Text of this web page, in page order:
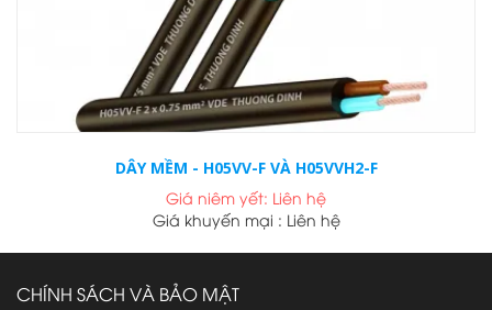
DÂY MỀM - H05VV-F VÀ H05VVH2-F
Giá niêm yết: Liên hệ
Giá khuyến mại : Liên hệ
CHÍNH SÁCH VÀ BẢO MẬT